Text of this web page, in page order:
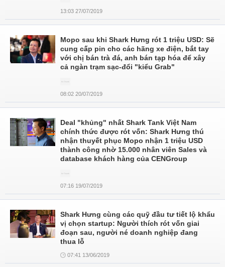
13:03 27/07/2019
Mopo sau khi Shark Hưng rót 1 triệu USD: Sẽ
cung cấp pin cho các hãng xe điện, bắt tay
với chị bán trà đá, anh bán tạp hóa để xây
cả ngàn trạm sạc-đổi "kiểu Grab"
08:02 20/07/2019
Deal "khủng" nhất Shark Tank Việt Nam
chính thức được rót vốn: Shark Hưng thú
nhận thuyết phục Mopo nhận 1 triệu USD
thành công nhờ 15.000 nhân viên Sales và
database khách hàng của CENGroup
07:16 19/07/2019
Shark Hưng cùng các quỹ đầu tư tiết lộ khẩu
vị chọn startup: Người thích rót vốn giai
đoạn sau, người né doanh nghiệp đang
thua lỗ
07:41 13/06/2019